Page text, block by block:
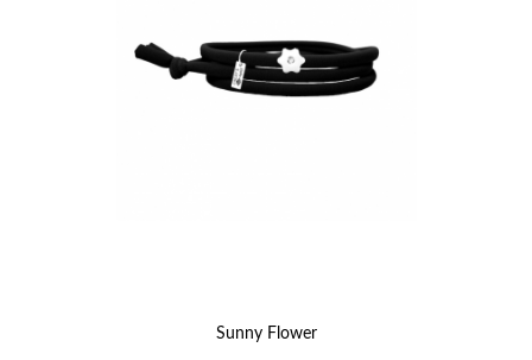
Sunny Flower